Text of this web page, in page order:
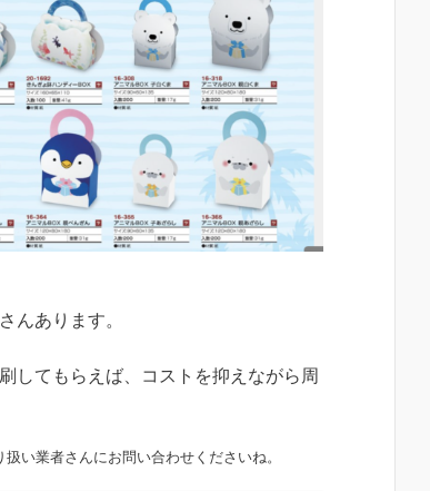
んあります。
してもらえば、コストを抑えながら周
い業者さんにお問い合わせくださいね。